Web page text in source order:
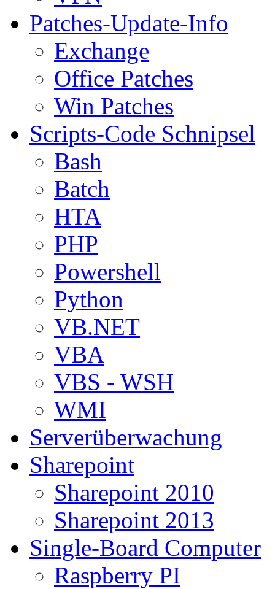
Patches-Update-Info
Exchange
Office Patches
Win Patches
Scripts-Code Schnipsel
Bash
Batch
HTA
PHP
Powershell
Python
VB.NET
VBA
VBS - WSH
WMI
Serverüberwachung
Sharepoint
Sharepoint 2010
Sharepoint 2013
Single-Board Computer
Raspberry PI